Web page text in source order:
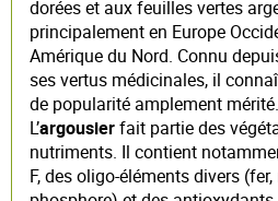
dorées et aux feuilles vertes
principalement en Europe
Amérique du Nord. Connu
ses vertus médicinales, il
de popularité amplement mérité.
L’argousierfait partie des
nutriments. Il contient
F, des oligo-éléments divers